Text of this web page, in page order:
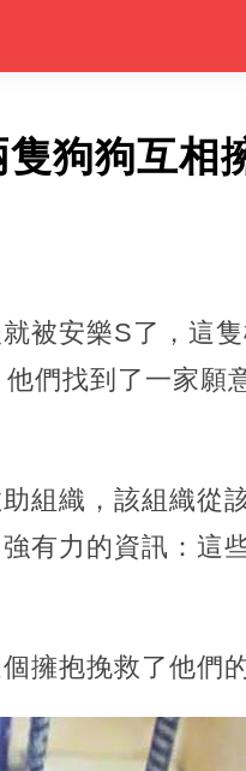
狗狗互相
被安樂S了，這
們找到了一家願
組織，該組織從
有力的資訊：這
擁抱挽救了他們